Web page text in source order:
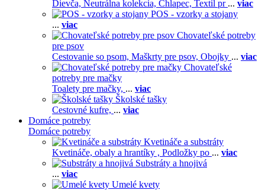
Dievča, Neutrálna kolekcia, Chlapec, Textil pr ... viac
POS - vzorky a stojany
... viac
Chovateľské potreby
pre psov
Cestovanie so psom, Maškrty pre psov, Obojky ... viac
Chovateľské
potreby pre mačky
Toalety pre mačky, ... viac
Školské tašky
Cestovné kufre, ... viac
Domáce potreby
Domáce potreby
Kvetináče a substráty
Kvetináče, obaly a hrantíky , Podložky po ... viac
Substráty a hnojivá
... viac
Umelé kvety